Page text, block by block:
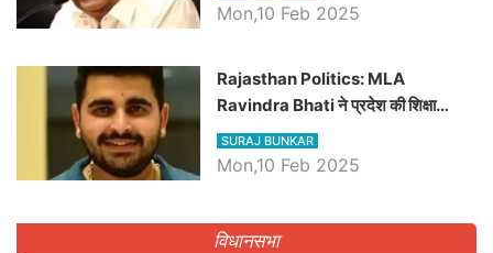
Mon,10 Feb 2025
Rajasthan Politics: MLA
Ravindra Bhati ने प्रदेश की शिक्षा
व्यवस्था पर उठाए सवाल, Madan
Dilawar पर हमला करते हुए गिनवाये खाली
SURAJ BUNKAR
Mon,10 Feb 2025
विधानसभा